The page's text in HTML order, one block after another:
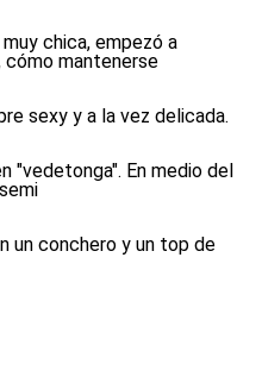
chica, empezó a
cómo mantenerse
sexy y a la vez delicada.
"vedetonga". En medio del
un conchero y un top de